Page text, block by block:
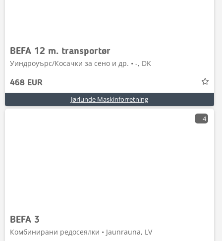
BEFA 12 m. transportør
Уиндроуърс/Косачки за сено и др. • -, DK
468 EUR
Jørlunde Maskinforretning
4
BEFA 3
Комбинирани редосеялки • Jaunrauna, LV